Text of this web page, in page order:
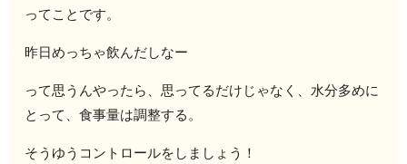
ってことです。
昨日めっちゃ飲んだしなー
って思うんやったら、思ってるだけじゃなく、水分多めに
とって、食事量は調整する。
そうゆうコントロールをしましょう！